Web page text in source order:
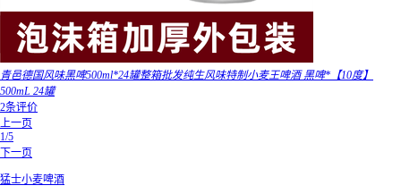
青邑德国风味黑啤500ml*24罐整箱批发纯生风味特制小麦王啤酒 黑啤*【10度】
500mL 24罐
2条评价
上一页
1/5
下一页
猛士小麦啤酒